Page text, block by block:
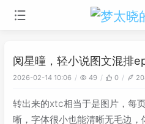
阅星曈，轻小说图文混排
2026-02-14 10:06 49 0
转出来的xtc相当于是图片，每
晰，字体很小也能清晰无毛边